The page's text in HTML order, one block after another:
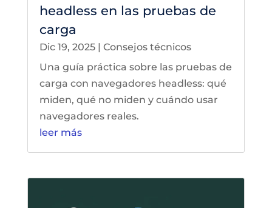
headless en las pruebas de
carga
Dic 19, 2025| Consejos técnicos
Una guía práctica sobre las pruebas de
carga con navegadores headless: qué
miden, qué no miden y cuándo usar
navegadores reales.
leer más